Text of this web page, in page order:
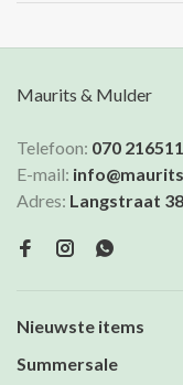
Maurits & Mulder
Telefoon: 070
E-mail:
Adres: Langstraat
Nieuwste items
Summersale